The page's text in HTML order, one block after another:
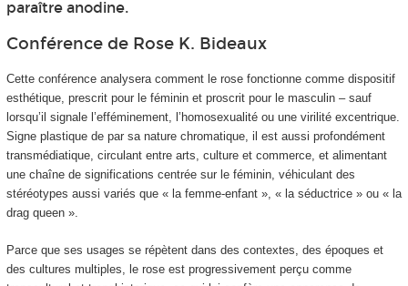
paraître anodine.
Conférence de Rose K. Bideaux
Cette conférence analysera comment le rose fonctionne comme dispositif
esthétique, prescrit pour le féminin et proscrit pour le masculin – sauf
lorsqu’il signale l’efféminement, l’homosexualité ou une virilité excentrique.
Signe plastique de par sa nature chromatique, il est aussi profondément
transmédiatique, circulant entre arts, culture et commerce, et alimentant
une chaîne de significations centrée sur le féminin, véhiculant des
stéréotypes aussi variés que « la femme-enfant », « la séductrice » ou « la
drag queen ».
Parce que ses usages se répètent dans des contextes, des époques et
des cultures multiples, le rose est progressivement perçu comme